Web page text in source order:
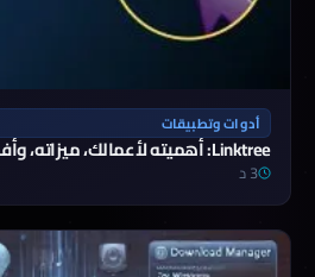
أدوات وتطبيقات
Linktree: أهميته لأعمالك، ميزاته، وأفضل البدائل المتاحة
3 د